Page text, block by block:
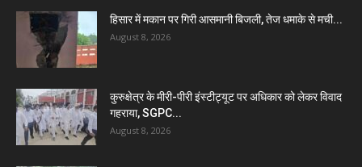
हिसार में मकान पर गिरी आसमानी बिजली, तेज धमाके से मची...
August 8, 2026
कुरुक्षेत्र के मीरी-पीरी इंस्टीट्यूट पर अधिकार को लेकर विवाद
गहराया, SGPC...
August 8, 2026